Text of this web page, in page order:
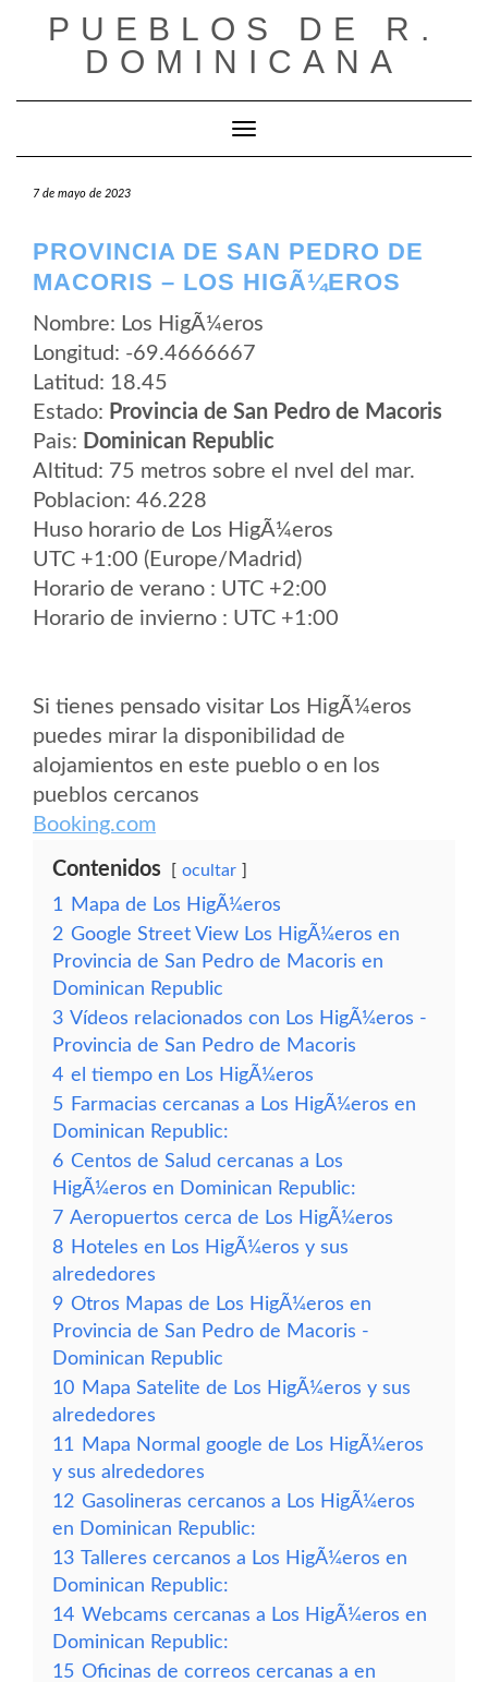
PUEBLOS DE R.
DOMINICANA
Cambiar modo de navegación
7 de mayo de 2023
PROVINCIA DE SAN PEDRO DE
MACORIS – LOS HIGÃ¼EROS
Nombre: Los HigÃ¼eros
Longitud: -69.4666667
Latitud: 18.45
Estado: Provincia de San Pedro de Macoris
Pais: Dominican Republic
Altitud: 75 metros sobre el nvel del mar.
Poblacion: 46.228
Huso horario de Los HigÃ¼eros
UTC +1:00 (Europe/Madrid)
Horario de verano : UTC +2:00
Horario de invierno : UTC +1:00
Si tienes pensado visitar Los HigÃ¼eros
puedes mirar la disponibilidad de
alojamientos en este pueblo o en los
pueblos cercanos
Booking.com
Contenidos ocultar
1
Mapa de Los HigÃ¼eros
2 Google Street View Los HigÃ¼eros en
Provincia de San Pedro de Macoris en
Dominican Republic
3 Vídeos relacionados con Los HigÃ¼eros -
Provincia de San Pedro de Macoris
4 el tiempo en Los HigÃ¼eros
5 Farmacias cercanas a Los HigÃ¼eros en
Dominican Republic:
6 Centos de Salud cercanas a Los
HigÃ¼eros en Dominican Republic:
7 Aeropuertos cerca de Los HigÃ¼eros
8 Hoteles en Los HigÃ¼eros y sus
alrededores
9 Otros Mapas de Los HigÃ¼eros en
Provincia de San Pedro de Macoris -
Dominican Republic
10 Mapa Satelite de Los HigÃ¼eros y sus
alrededores
11
Mapa Normal google de Los HigÃ¼eros
y sus alrededores
12 Gasolineras cercanos a Los HigÃ¼eros
en Dominican Republic:
13 Talleres cercanos a Los HigÃ¼eros en
Dominican Republic:
14 Webcams cercanas a Los HigÃ¼eros en
Dominican Republic:
15 Oficinas de correos cercanas a en